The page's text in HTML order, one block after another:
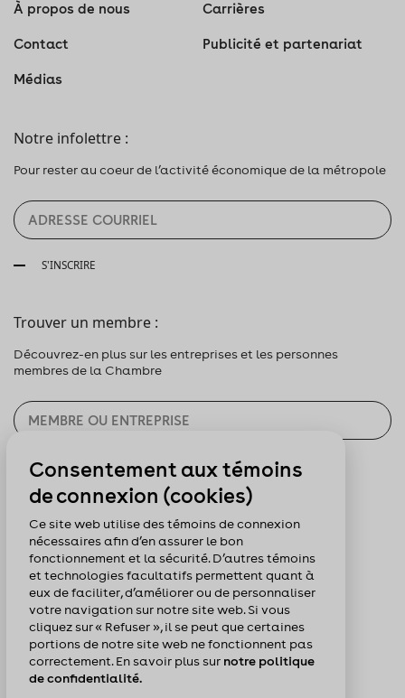
À propos de nous Carrières
Contact Publicité et partenariat
Médias
Notre infolettre :
Pour rester au coeur de l’activité économique de la métropole
S'INSCRIRE
Trouver un membre :
Découvrez-en plus sur les entreprises et les personnes
membres de la Chambre
CHERCHER
Pour nous suivre :
Consentement aux témoins
de connexion (cookies)
Ce site web utilise des témoins de connexion
nécessaires afin d’en assurer le bon
fonctionnement et la sécurité. D’autres témoins
et technologies facultatifs permettent quant à
eux de faciliter, d’améliorer ou de personnaliser
votre navigation sur notre site web. Si vous
cliquez sur « Refuser », il se peut que certaines
portions de notre site web ne fonctionnent pas
correctement. En savoir plus sur notre politique
de confidentialité.